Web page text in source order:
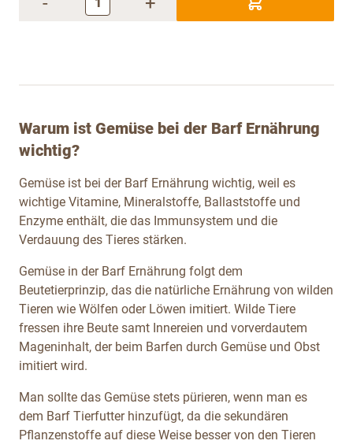
Warum ist Gemüse bei der Barf Ernährung
wichtig?
Gemüse ist bei der Barf Ernährung wichtig, weil es
wichtige Vitamine, Mineralstoffe, Ballaststoffe und
Enzyme enthält, die das Immunsystem und die
Verdauung des Tieres stärken.
Gemüse in der Barf Ernährung folgt dem
Beutetierprinzip, das die natürliche Ernährung von wilden
Tieren wie Wölfen oder Löwen imitiert. Wilde Tiere
fressen ihre Beute samt Innereien und vorverdautem
Mageninhalt, der beim Barfen durch Gemüse und Obst
imitiert wird.
Man sollte das Gemüse stets pürieren, wenn man es
dem Barf Tierfutter hinzufügt, da die sekundären
Pflanzenstoffe auf diese Weise besser von den Tieren